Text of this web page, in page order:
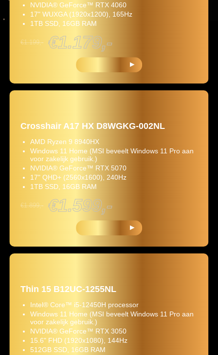
NVIDIA® GeForce™ RTX 4060
17" WUXGA (1920x1200), 165Hz
1TB SSD, 16GB RAM
€1.199,- €1.179,-
Crosshair A17 HX D8WGKG-002NL
AMD Ryzen 9 8940HX
Windows 11 Home (MSI beveelt Windows 11 Pro aan
voor zakelijk gebruik.)
NVIDIA® GeForce™ RTX 5070
17" QHD+ (2560x1600), 240Hz
1TB SSD, 16GB RAM
€1.899,- €1.599,-
Thin 15 B12UC-1255NL
Intel® Core™ i5-12450H processor
Windows 11 Home (MSI beveelt Windows 11 Pro aan
voor zakelijk gebruik.)
NVIDIA® GeForce™ RTX 3050
15.6" FHD (1920x1080), 144Hz
512GB SSD, 16GB RAM